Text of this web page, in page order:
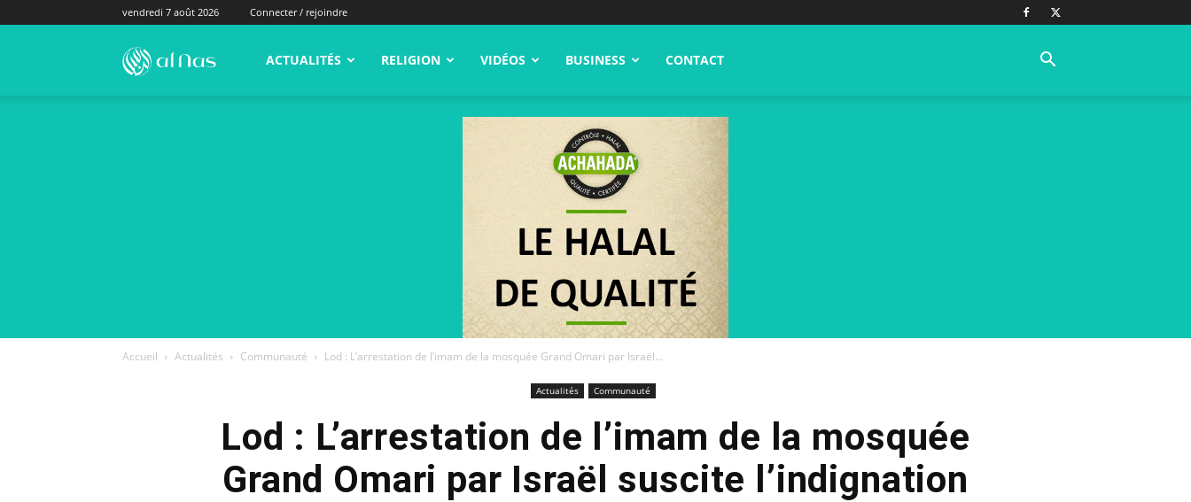
vendredi 7 août 2026 Connecter / rejoindre
alNas.fr ACTUALITÉS RELIGION VIDÉOS BUSINESS CONTACT
Accueil Actualités Communauté Lod : L’arrestation de l’imam de la mosquée Grand Omari par Israël...
Actualités Communauté
Lod : L’arrestation de l’imam de la mosquée
Grand Omari par Israël suscite l’indignation